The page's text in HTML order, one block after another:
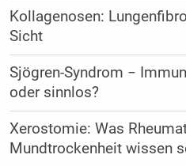
Kollagenosen:
Sicht
Sjögren-Syndrom −
oder sinnlos?
Xerostomie: Was
Mundtrockenheit wissen